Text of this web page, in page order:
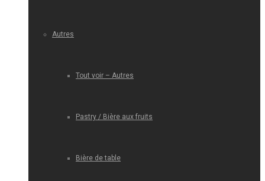
Autres
Tout voir – Autres
Pastry / Bière aux fruits
Bière de table